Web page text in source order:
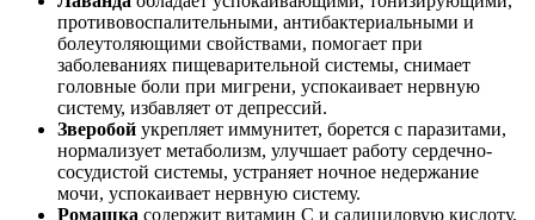
противовоспалительными, антибактериальными и
болеутоляющими свойствами, помогает при
заболеваниях пищеварительной системы, снимает
головные боли при мигрени, успокаивает нервную
систему, избавляет от депрессий.
Зверобой укрепляет иммунитет, борется с паразитами,
нормализует метаболизм, улучшает работу сердечно-
сосудистой системы, устраняет ночное недержание
мочи, успокаивает нервную систему.
Ромашка содержит витамин С и салициловую кислоту,